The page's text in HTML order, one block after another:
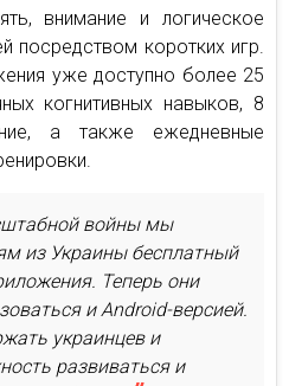
внимание и логическое
посредством коротких игр.
уже доступно более 25
когнитивных навыков, 8
а также ежедневные
войны мы
из Украины бесплатный
Теперь они
и Android-версией.
украинцев и
развиваться и